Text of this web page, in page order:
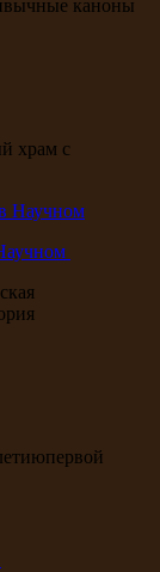
каноны
храм с